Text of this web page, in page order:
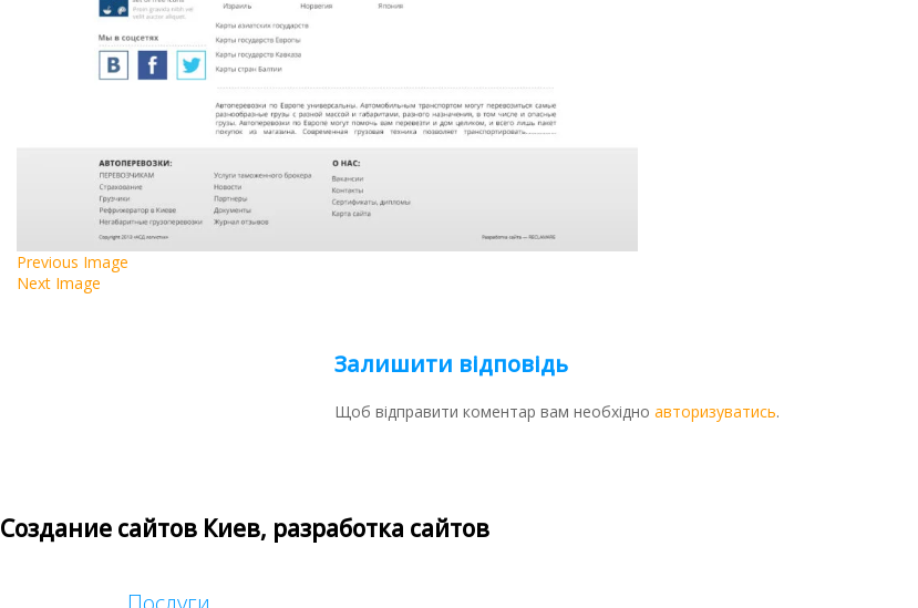
Previous Image
Next Image
Залишити відповідь
Щоб відправити коментар вам необхідно авторизуватись.
Создание сайтов Киев, разработка сайтов